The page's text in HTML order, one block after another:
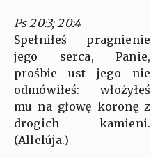
Ps 20:3; 20:4
Spełniłeś pragnienie
jego serca, Panie,
prośbie ust jego nie
odmówiłeś: włożyłeś
mu na głowę koronę z
drogich kamieni.
(Allelúja.)